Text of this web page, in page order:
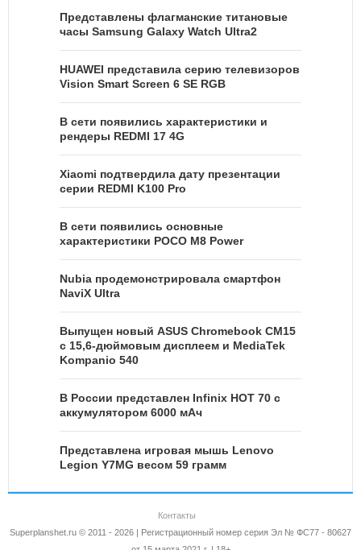
Представлены флагманские титановые
часы Samsung Galaxy Watch Ultra2
HUAWEI представила серию телевизоров
Vision Smart Screen 6 SE RGB
В сети появились характеристики и
рендеры REDMI 17 4G
Xiaomi подтвердила дату презентации
серии REDMI K100 Pro
В сети появились основные
характеристики POCO M8 Power
Nubia продемонстрировала смартфон
NaviX Ultra
Выпущен новый ASUS Chromebook CM15
с 15,6-дюймовым дисплеем и MediaTek
Kompanio 540
В России представлен Infinix HOT 70 с
аккумулятором 6000 мАч
Представлена игровая мышь Lenovo
Legion Y7MG весом 59 грамм
Контакты
Superplanshet.ru © 2011 - 2026 | Регистрационный номер серия Эл № ФС77 - 80627